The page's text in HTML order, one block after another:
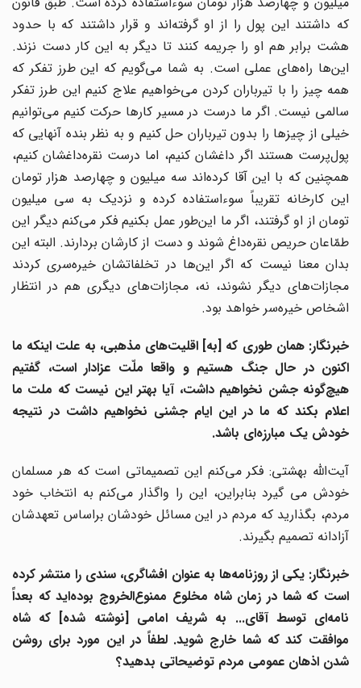
که داشتند این پول را از او گرفته‌اند و قرار داشتند که با حدود
هشت برابر هم او را جریمه کنند تا دیگر به این کار دست نزند.
این‌ها راه‌های عملی است. به شما می‌گویم که این طرز تفکر که
همه چیز را با تیرباران کردن می‌خواهیم علاج کنیم این طرز تفکر
سالمی نیست. اگر ما درست در مسیر کارها حرکت کنیم می‌توانیم
خیلی از چیزها را بدون تیرباران حل کنیم و به نظر بنده آنهایی که
پول‌پرست هستند اگر داغشان کنیم، اما درست نقره‌داغشان کنیم،
همچنین که با این آقا کرده‌اند سه میلیون و چهارصد هزار تومان
این کارخانه تقریباً سوءاستفاده کرده و نزدیک به سی میلیون
تومان از او گرفتند، اگر ما این‌طور عمل بکنیم فکر می‌کنم دیگر این
طمّاعان حریص نقره‌داغ شوند و دست از کارشان بردارند. البته این
بدان معنا نیست که اگر این‌ها در تخلفاتشان خیره‌سری کردند
مجازات‌های دیگر نشوند، نه، مجازات‌های دیگری هم در انتظار
اشخاص خیره‌سر خواهد بود.
خبرنگار: همان طوری که [به] اقلیت‌های مذهبی، به علت اینکه ما
اکنون در حال جنگ هستیم و واقعا ملّت عزادار است، گفتیم
هیچ‌گونه جشن نخواهیم داشت، آیا بهتر این نیست که ملت ما
اعلام بکند که ما در این ایام جشنی نخواهیم داشت در نتیجه
خودش یک مبارزه‌ای باشد.
آیت‌الله بهشتی: فکر می‌کنم این تصمیماتی است که هر مسلمان
خودش می گیرد بنابراین، این را واگذار می‌کنم به انتخاب خود
مردم، بگذارید که مردم در این مسائل خودشان براساس تعهدشان
آزادانه تصمیم بگیرند.
خبرنگار: یکی از روزنامه‌ها به عنوان افشاگری، سندی را منتشر کرده
است که شما در زمان شاه مخلوع ممنوع‌الخروج بوده‌اید که بعداً
نامه‌ای توسط آقای... به شریف امامی [نوشته شده] که شاه
موافقت کند که شما خارج شوید. لطفاً در این مورد برای روشن
شدن اذهان عمومی مردم توضیحاتی بدهید؟